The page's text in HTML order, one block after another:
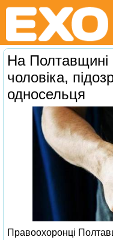
На Полтавщині
чоловіка,
односельця
Правоохоронці